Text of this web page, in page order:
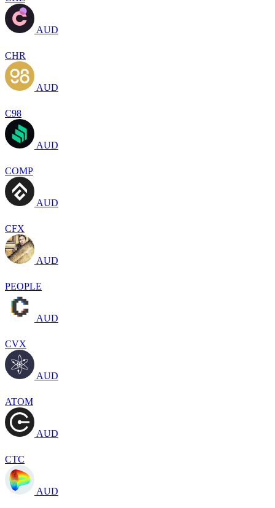
AUD
CHR
AUD
C98
AUD
COMP
AUD
CFX
AUD
PEOPLE
AUD
CVX
AUD
ATOM
AUD
CTC
AUD